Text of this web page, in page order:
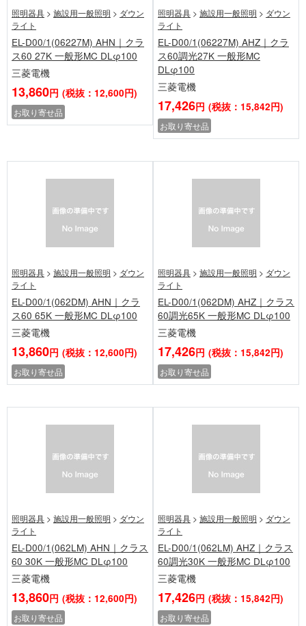
照明器具 > 施設用一般照明 > ダウン
ライト
EL-D00/1(06227M) AHN｜クラ
ス60 27K 一般形MC DLφ100
三菱電機
13,860円 (税抜：12,600円)
お取り寄せ品
照明器具 > 施設用一般照明 > ダウン
ライト
EL-D00/1(06227M) AHZ｜クラ
ス60調光27K 一般形MC
DLφ100
三菱電機
17,426円 (税抜：15,842円)
お取り寄せ品
照明器具 > 施設用一般照明 > ダウン
ライト
EL-D00/1(062DM) AHN｜クラ
ス60 65K 一般形MC DLφ100
三菱電機
13,860円 (税抜：12,600円)
お取り寄せ品
照明器具 > 施設用一般照明 > ダウン
ライト
EL-D00/1(062DM) AHZ｜クラス
60調光65K 一般形MC DLφ100
三菱電機
17,426円 (税抜：15,842円)
お取り寄せ品
照明器具 > 施設用一般照明 > ダウン
ライト
EL-D00/1(062LM) AHN｜クラス
60 30K 一般形MC DLφ100
三菱電機
13,860円 (税抜：12,600円)
お取り寄せ品
照明器具 > 施設用一般照明 > ダウン
ライト
EL-D00/1(062LM) AHZ｜クラス
60調光30K 一般形MC DLφ100
三菱電機
17,426円 (税抜：15,842円)
お取り寄せ品